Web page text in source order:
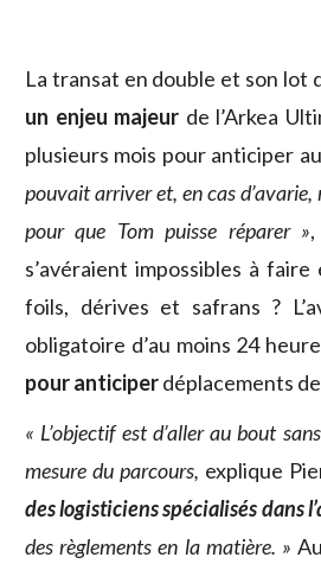
La transat en double et son lot
un enjeu majeur de l’Arkea
plusieurs mois pour anticiper
pouvait arriver et, en cas d’avarie,
pour que Tom puisse réparer »
s’avéraient impossibles à
foils, dérives et safrans ?
obligatoire d’au moins 24
pour anticiperdéplacements
« L’objectif est d’aller au bout
mesure du parcours, explique
des logisticiens spécialisés dans
des règlements en la matière. »